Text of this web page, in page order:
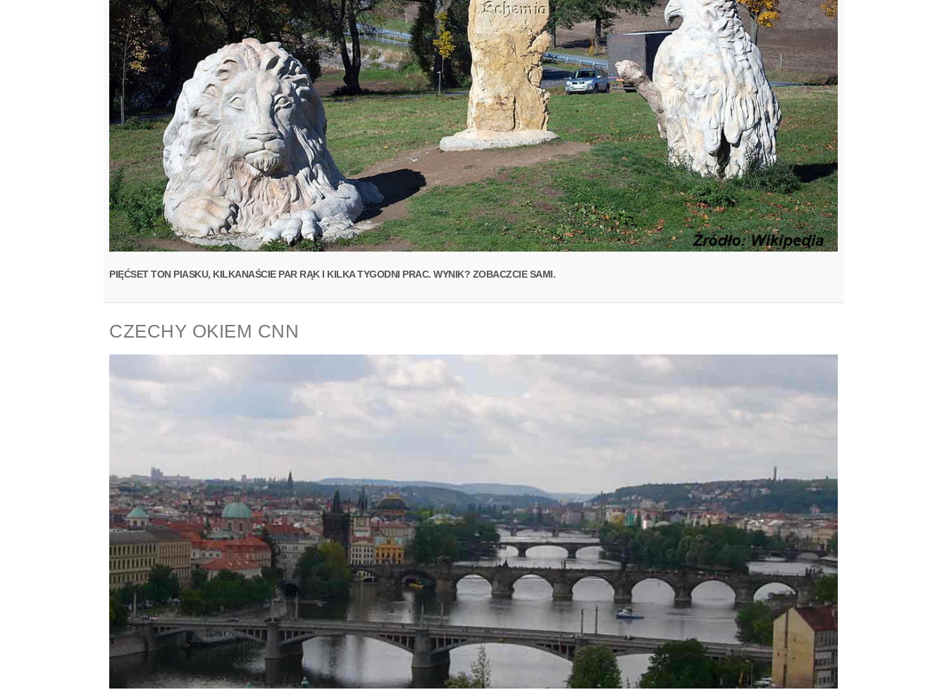
PIĘĆSET TON PIASKU, KILKANAŚCIE PAR RĄK I KILKA TYGODNI PRAC. WYNIK? ZOBACZCIE SAMI.
CZECHY OKIEM CNN